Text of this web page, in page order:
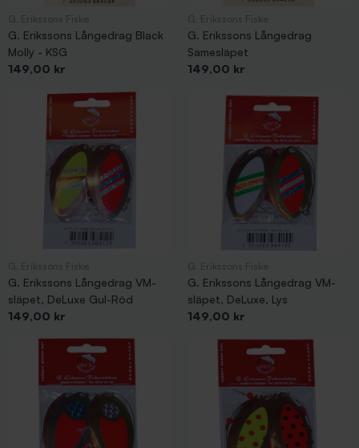
G. Erikssons Långedrag Black
Molly - KSG
Pris
149,00 kr
G. Erikssons Långedrag
Samesläpet
Pris
149,00 kr
G. Erikssons Långedrag VM-
släpet, DeLuxe Gul-Röd
Pris
149,00 kr
G. Erikssons Långedrag VM-
släpet, DeLuxe, Lys
Pris
149,00 kr